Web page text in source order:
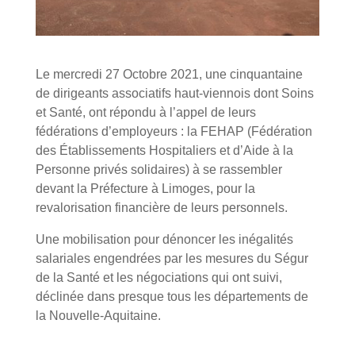
Le mercredi 27 Octobre 2021, une cinquantaine
de dirigeants associatifs haut-viennois dont Soins
et Santé, ont répondu à l’appel de leurs
fédérations d’employeurs : la FEHAP (Fédération
des Établissements Hospitaliers et d’Aide à la
Personne privés solidaires) à se rassembler
devant la Préfecture à Limoges, pour la
revalorisation financière de leurs personnels.
Une mobilisation pour dénoncer les inégalités
salariales engendrées par les mesures du Ségur
de la Santé et les négociations qui ont suivi,
déclinée dans presque tous les départements de
la Nouvelle-Aquitaine.